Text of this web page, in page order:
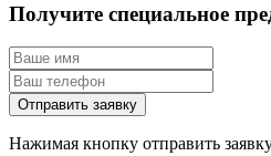
Получите специальное
Отправить заявку
Нажимая кнопку отправить